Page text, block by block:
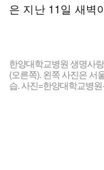
은 지난 11일 새벽
한양대학교병원 생명사
(오른쪽). 왼쪽 사진은 서
습. 사진=한양대학교병원